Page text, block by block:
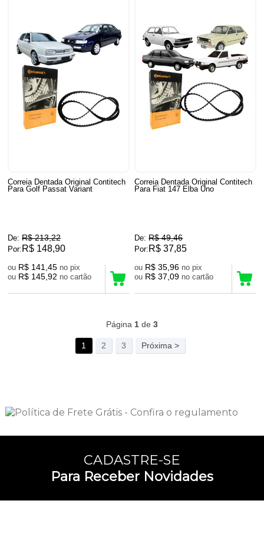
Correia Dentada Original Contitech
Para Golf Passat Variant
De: R$ 213,22
Por: R$ 148,90
ou R$ 141,45
no pix
ou R$ 145,92 no cartão
Correia Dentada Original Contitech
Para Fiat 147 Elba Uno
De: R$ 49,46
Por: R$ 37,85
ou R$ 35,96
no pix
ou R$ 37,09 no cartão
Página 1de 3
1 2 3 Próxima >
CADASTRE-SE
Para Receber Novidades